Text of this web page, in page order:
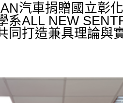
汽車捐贈國立彰
系ALL NEW
同打造兼具理論與